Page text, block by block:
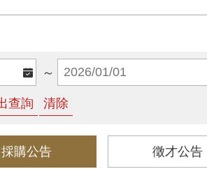
～
採購公告 徵才公告